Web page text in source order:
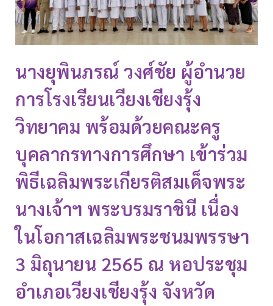
นางยุพินภรณ์ วงศ์ชัย ผู้อำนวย
การโรงเรียนเวียงเชียงรุ้ง
วิทยาคม พร้อมด้วยคณะครู
บุคลากรทางการศึกษา เข้าร่วม
พิธีเฉลิมพระเกียรติสมเด็จพระ
นางเจ้าฯ พระบรมราชินี เนื่อง
ในโอกาสเฉลิมพระชนมพรรษา
3 มิถุนายน 2565 ณ หอประชุม
อำเภอเวียงเชียงรุ้ง จังหวัด